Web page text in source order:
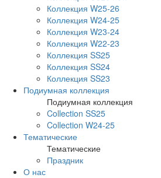
Коллекция W25-26
Коллекция W24-25
Коллекция W23-24
Коллекция W22-23
Коллекция SS25
Коллекция SS24
Коллекция SS23
Подиумная коллекция
Подиумная коллекция
Collection SS25
Collection W24-25
Тематические
Тематические
Праздник
О нас